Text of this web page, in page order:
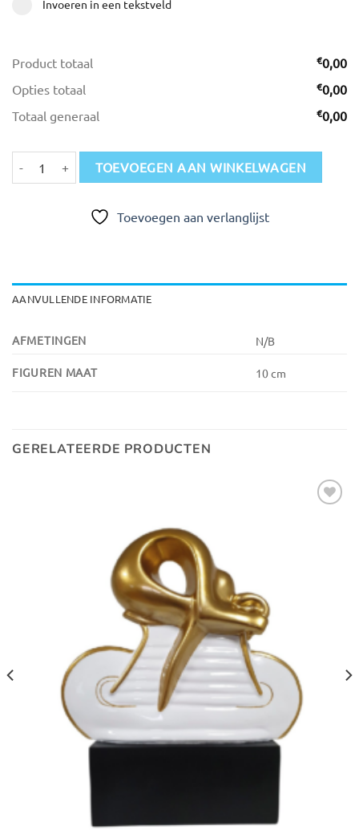
Invoeren in een tekstveld
Product totaal €0,00
Opties totaal
€0,00
Totaal generaal
€0,00
Beeldje Nummer 1 aantalTOEVOEGEN AAN WINKELWAGEN
Toevoegen aan verlanglijst
AANVULLENDE INFORMATIE
AFMETINGEN N/B
FIGUREN MAAT 10 cm
GERELATEERDE PRODUCTEN